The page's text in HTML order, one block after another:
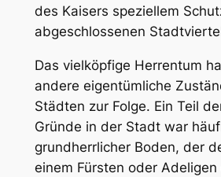
des Kaisers speziellem
abgeschlossenen
Das vielköpfige Herrentum
andere eigentümliche
Städten zur Folge. Ein Teil
Gründe in der Stadt war
grundherrlicher Boden, der
einem Fürsten oder Adeligen